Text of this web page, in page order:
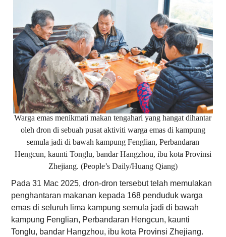
Warga emas menikmati makan tengahari yang hangat dihantar
oleh dron di sebuah pusat aktiviti warga emas di kampung
semula jadi di bawah kampung Fenglian, Perbandaran
Hengcun, kaunti Tonglu, bandar Hangzhou, ibu kota Provinsi
Zhejiang. (People’s Daily/Huang Qiang)
Pada 31 Mac 2025, dron-dron tersebut telah memulakan
penghantaran makanan kepada 168 penduduk warga
emas di seluruh lima kampung semula jadi di bawah
kampung Fenglian, Perbandaran Hengcun, kaunti
Tonglu, bandar Hangzhou, ibu kota Provinsi Zhejiang.